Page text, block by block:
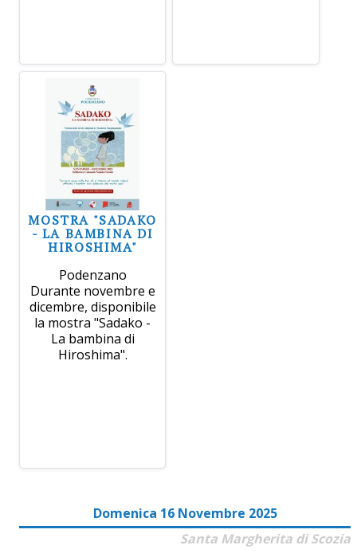
MOSTRA "SADAKO
- LA BAMBINA DI
HIROSHIMA"
Podenzano
Durante novembre e
dicembre, disponibile
la mostra "Sadako -
La bambina di
Hiroshima".
Domenica 16 Novembre 2025
Santa Margherita di Scozia